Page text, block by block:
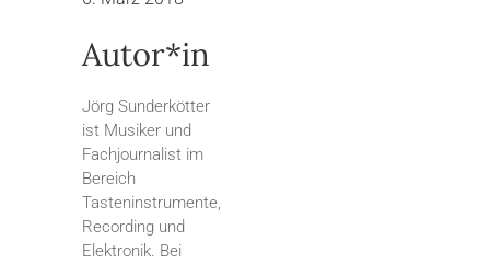
Autor*in
Jörg Sunderkötter
ist Musiker und
Fachjournalist im
Bereich
Tasteninstrumente,
Recording und
Elektronik. Bei